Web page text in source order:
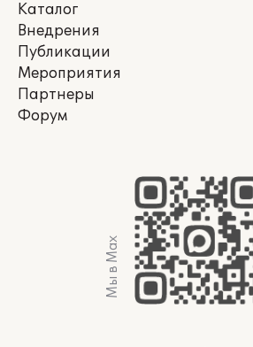
Каталог
Внедрения
Публикации
Мероприятия
Партнеры
Форум
Мы в Max